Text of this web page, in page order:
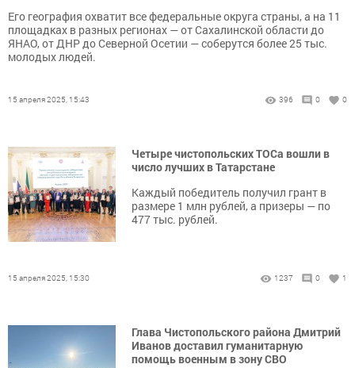
Его география охватит все федеральные округа страны, а на 11
площадках в разных регионах — от Сахалинской области до
ЯНАО, от ДНР до Северной Осетии — соберутся более 25 тыс.
молодых людей.
15 апреля 2025, 15:43 396 0 0
Четыре чистопольских ТОСа вошли в
число лучших в Татарстане
Каждый победитель получил грант в
размере 1 млн рублей, а призеры — по
477 тыс. рублей.
15 апреля 2025, 15:30 1237 0 1
Глава Чистопольского района Дмитрий
Иванов доставил гуманитарную
помощь военным в зону СВО